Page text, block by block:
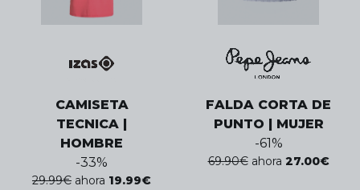
CAMISETA
TECNICA |
HOMBRE
-33%
29.99€ ahora 19.99€
FALDA CORTA DE
PUNTO | MUJER
-61%
69.90€ ahora 27.00€